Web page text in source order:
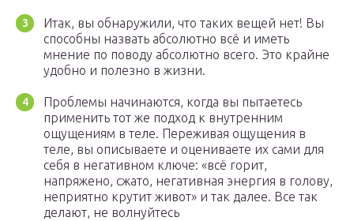
Итак, вы обнаружили, что таких вещей нет! Вы
способны назвать абсолютно всё и иметь
мнение по поводу абсолютно всего. Это крайне
удобно и полезно в жизни.
Проблемы начинаются, когда вы пытаетесь
применить тот же подход к внутренним
ощущениям в теле. Переживая ощущения в
теле, вы описываете и оцениваете их сами для
себя в негативном ключе: «всё горит,
напряжено, сжато, негативная энергия в голову,
неприятно крутит живот» и так далее. Все так
делают, не волнуйтесь